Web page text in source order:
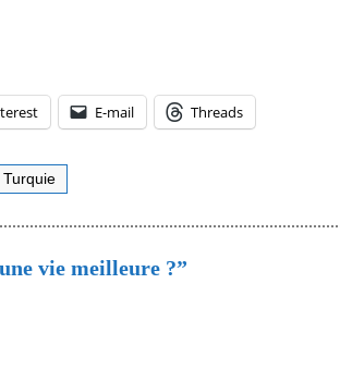
E-mail Threads
Turquie
vie meilleure ?”